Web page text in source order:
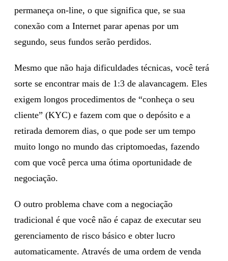
permaneça on-line, o que significa que, se sua
conexão com a Internet parar apenas por um
segundo, seus fundos serão perdidos.
Mesmo que não haja dificuldades técnicas, você terá
sorte se encontrar mais de 1:3 de alavancagem. Eles
exigem longos procedimentos de “conheça o seu
cliente” (KYC) e fazem com que o depósito e a
retirada demorem dias, o que pode ser um tempo
muito longo no mundo das criptomoedas, fazendo
com que você perca uma ótima oportunidade de
negociação.
O outro problema chave com a negociação
tradicional é que você não é capaz de executar seu
gerenciamento de risco básico e obter lucro
automaticamente. Através de uma ordem de venda